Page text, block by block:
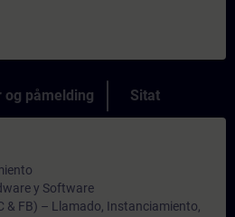
og påmelding Sitat
y Software
& FB) – Llamado, Instanciamiento,